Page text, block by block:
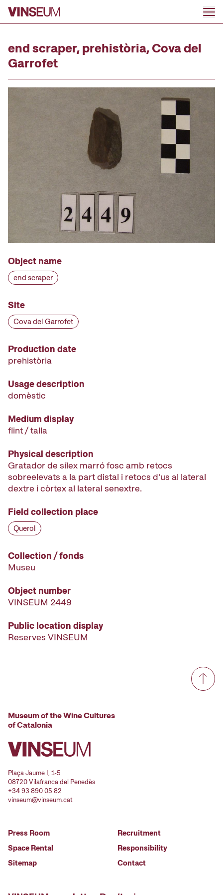
Go to content
end scraper, prehistòria, Cova del
Garrofet
Object name
end scraper
Site
Cova del Garrofet
Production date
prehistòria
Usage description
domèstic
Medium display
flint / talla
Physical description
Gratador de sílex marró fosc amb retocs
sobreelevats a la part distal i retocs d'us al lateral
dextre i còrtex al lateral senextre.
Field collection place
Querol
Collection / fonds
Museu
Object number
VINSEUM 2449
Public location display
Reserves VINSEUM
Museum of the Wine Cultures
of Catalonia
Plaça Jaume I, 1-5
08720 Vilafranca del Penedès
+34 93 890 05 82
vinseum@vinseum.cat
Press Room
Space Rental
Sitemap
Recruitment
Responsibility
Contact